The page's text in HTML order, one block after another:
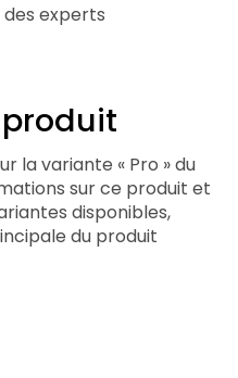
experts
la variante « Pro » du
sur ce produit et
disponibles,
du produit